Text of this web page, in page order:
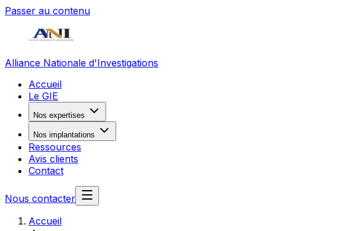
Passer au contenu
Alliance Nationale d'Investigations
Accueil
Le GIE
Nos expertises
Nos implantations
Ressources
Avis clients
Contact
Nous contacter
Accueil